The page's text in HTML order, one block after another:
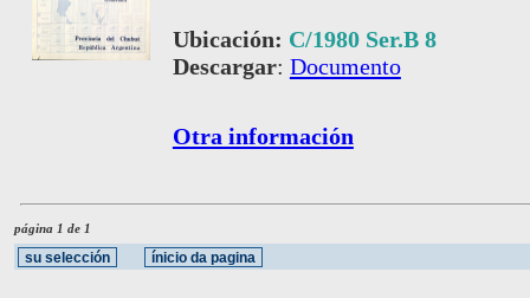
Ubicación: C/1980 Ser.B 8
Descargar: Documento
Otra información
página 1 de 1